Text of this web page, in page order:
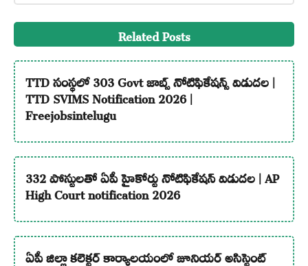
Related Posts
TTD సంస్థలో 303 Govt జాబ్స్ నోటిఫికేషన్స్ విడుదల |
TTD SVIMS Notification 2026 |
Freejobsintelugu
332 పోస్టులతో ఏపీ హైకోర్టు నోటిఫికేషన్ విడుదల | AP
High Court notification 2026
ఏపీ జిల్లా కలెక్టర్ కార్యాలయంలో జూనియర్ అసిస్టెంట్